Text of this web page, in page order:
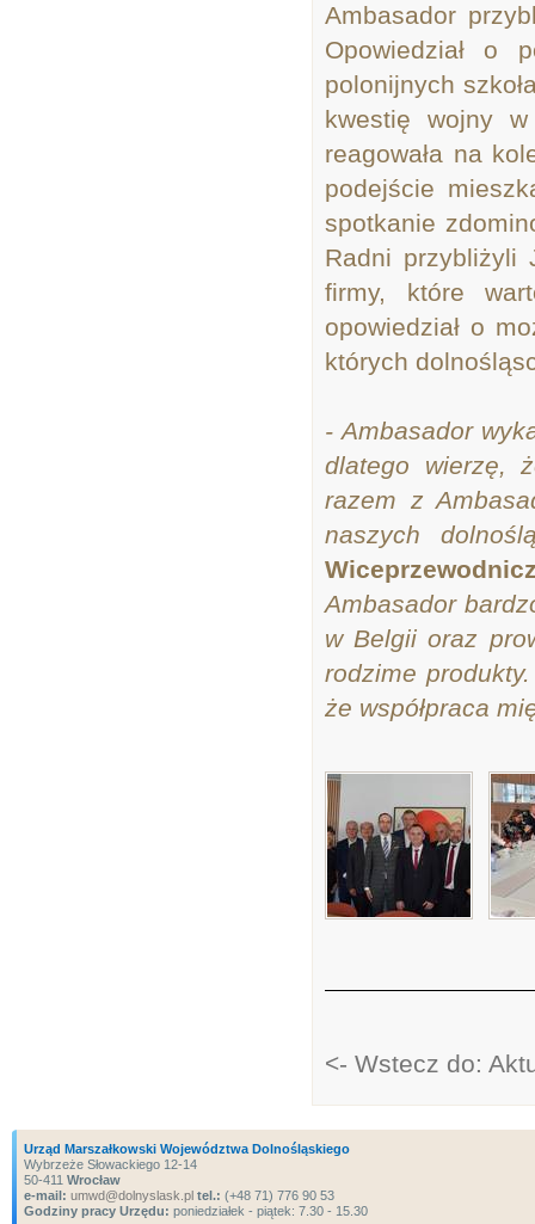
Ambasador
Opowiedział o
polonijnych
kwestię wojny
reagowała na
podejście
spotkanie
Radni przybliżyli
firmy, które
opowiedział o
których
- Ambasador
dlatego wierzę,
razem z
naszych
Ambasador
w Belgii oraz
rodzime
że współpraca
<- Wstecz do:
Urząd Marszałkowski Województwa Dolnośląskiego
Wybrzeże Słowackiego 12-14
50-411 Wrocław
e-mail: umwd@dolnyslask.pl tel.: (+48 71) 776 90 53
Godziny pracy Urzędu: poniedziałek - piątek: 7.30 - 15.30